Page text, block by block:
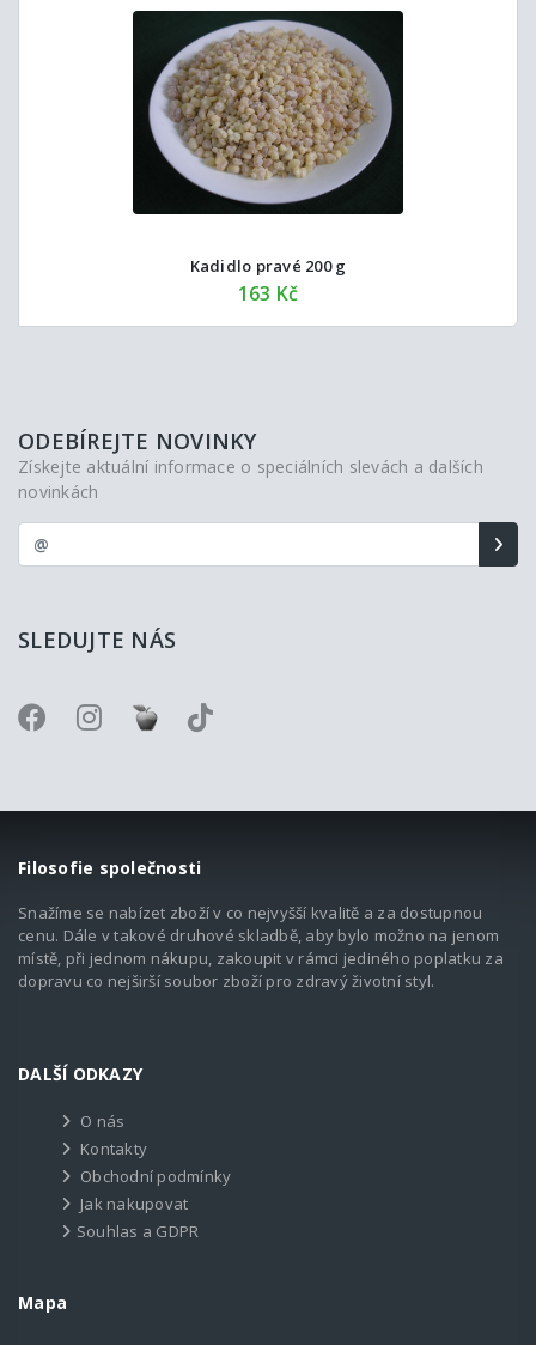
Kadidlo pravé 200 g
163 Kč
ODEBÍREJTE NOVINKY
Získejte aktuální informace o speciálních slevách a dalších
novinkách
SLEDUJTE NÁS
Filosofie společnosti
Snažíme se nabízet zboží v co nejvyšší kvalitě a za dostupnou
cenu. Dále v takové druhové skladbě, aby bylo možno na jenom
místě, při jednom nákupu, zakoupit v rámci jediného poplatku za
dopravu co nejširší soubor zboží pro zdravý životní styl.
DALŠÍ ODKAZY
O nás
Kontakty
Obchodní podmínky
Jak nakupovat
Souhlas a GDPR
Mapa